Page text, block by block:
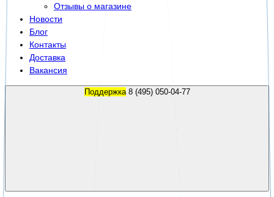
Отзывы о магазине
Новости
Блог
Контакты
Доставка
Вакансия
Поддержка 8 (495) 050-04-77